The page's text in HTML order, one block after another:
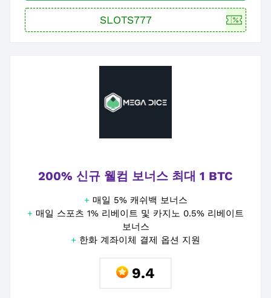
200% 신규 웰컴 보너스 최대 1 BTC
+ 매일 5% 캐쉬백 보너스
+ 매일 스포츠 1% 리베이트 및 카지노 0.5% 리베이트
보너스
+ 한화 계좌이체 결제 옵션 지원
9.4